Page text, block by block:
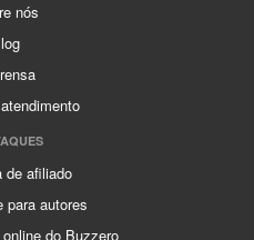
nós
de afiliado
para autores
do Buzzero